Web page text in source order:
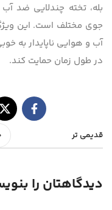
بله، تخته چندلایی ضد
جوی مختلف است. این
آب و هوایی ناپایدار به
در طول زمان حمایت کند.
قدیمی تر
دیدگاهتان را